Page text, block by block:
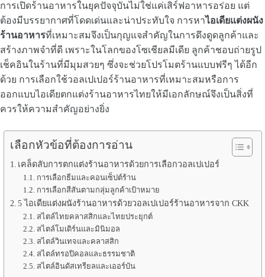
การเปิดร้านอาหารในยุคปัจจุบันไม่ใช่แค่เสิร์ฟอาหารอร่อย แต่
ต้องมีบรรยากาศที่โดดเด่นและน่าประทับใจ การหาไอเดียแต่งผนัง
ร้านอาหารที่เหมาะสมจึงเป็นกุญแจสำคัญในการดึงดูดลูกค้าและ
สร้างภาพจำที่ดี เพราะในโลกของโซเชียลมีเดีย ลูกค้าชอบถ่ายรูป
เช็คอินในร้านที่มีมุมสวยๆ ซึ่งจะช่วยโปรโมตร้านแบบฟรีๆ ได้อีก
ด้วย การเลือกใช้วอลเปเปอร์ร้านอาหารที่เหมาะสมหรือการ
ออกแบบไอเดียตกแต่งร้านอาหารไทยให้มีเอกลักษณ์จึงเป็นสิ่งที่
ควรให้ความสำคัญอย่างยิ่ง
เลือกหัวข้อที่ต้องการอ่าน
เคล็ดลับการตกแต่งร้านอาหารด้วยการเลือกวอลเปเปอร์
การเลือกธีมและคอนเซ็ปต์ร้าน
การเลือกสีสันตามกลุ่มลูกค้าเป้าหมาย
5 ไอเดียแต่งผนังร้านอาหารด้วยวอลเปเปอร์ร้านอาหารจาก CKK
สไตล์ไทยคลาสสิกและไทยประยุกต์
สไตล์โมเดิร์นและมินิมอล
สไตล์วินเทจและคลาสสิก
สไตล์ทรอปิคอลและธรรมชาติ
สไตล์อินดัสเทรียลและเออร์บัน